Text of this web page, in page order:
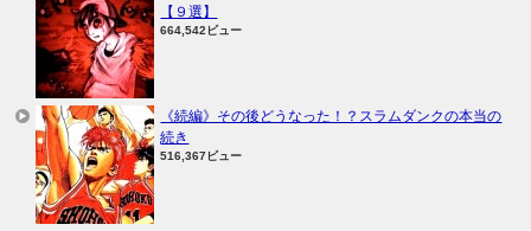
【９選】
664,542ビュー
《続編》その後どうなった！？スラムダンクの本当の
続き
516,367ビュー